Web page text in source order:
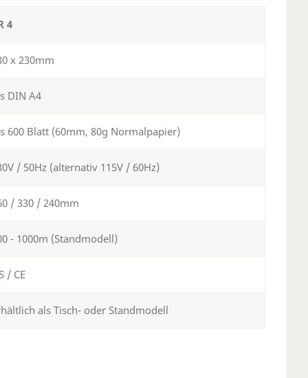
4
x 230mm
DIN A4
600 Blatt (60mm, 80g Normalpapier)
/ 50Hz (alternativ 115V / 60Hz)
/ 330 / 240mm
- 1000m (Standmodell)
/ CE
als Tisch- oder Standmodell